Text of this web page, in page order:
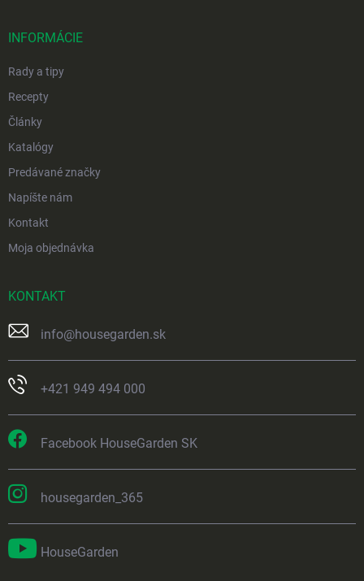
INFORMÁCIE
Rady a tipy
Recepty
Články
Katalógy
Predávané značky
Napíšte nám
Kontakt
Moja objednávka
KONTAKT
info@housegarden.sk
+421 949 494 000
Facebook HouseGarden SK
housegarden_365
HouseGarden